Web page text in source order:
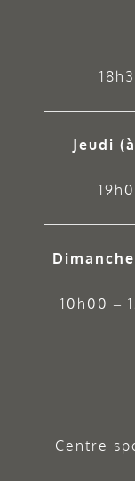
Jeudi
10h00 –
Centre